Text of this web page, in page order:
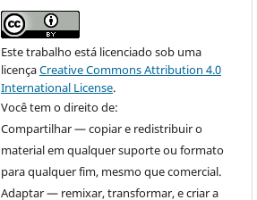
Este trabalho está licenciado sob uma
licençaCreative Commons Attribution 4.0
International License.
Você tem o direito de:
Compartilhar — copiar e redistribuir o
material em qualquer suporte ou formato
para qualquer fim, mesmo que comercial.
Adaptar — remixar, transformar, e criar a